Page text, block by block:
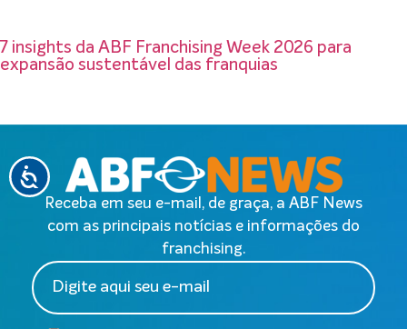
7 insights da ABF Franchising Week 2026 para
expansão sustentável das franquias
Receba em seu e-mail, de graça, a ABF News
com as principais notícias e informações do
franchising.